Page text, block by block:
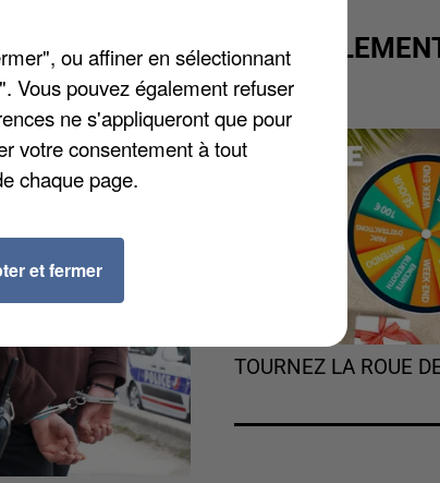
commercial de
précise Le Parisien.
Les deux
mercredi avec
ainsi qu'une
GAGNER
TOURNEZ LA ROUE
ou affiner en sélectionnant
Vous pouvez également refuser
ne s'appliqueront que pour
votre consentement à tout
chaque page.
et fermer